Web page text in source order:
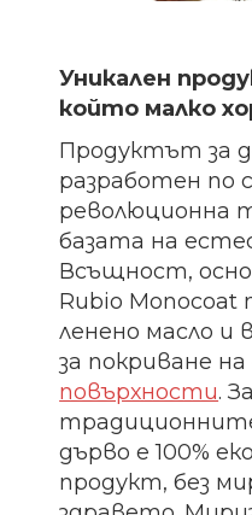
Уникален
който малко
Продуктът за
разработен по
революционна
базата на
Всъщност,
Rubio
ленено масло и
за покриване на
повърхности.
традиционните
дърво е 100%
продукт, без